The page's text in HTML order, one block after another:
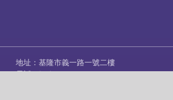
地址：基隆市義一路一號二樓